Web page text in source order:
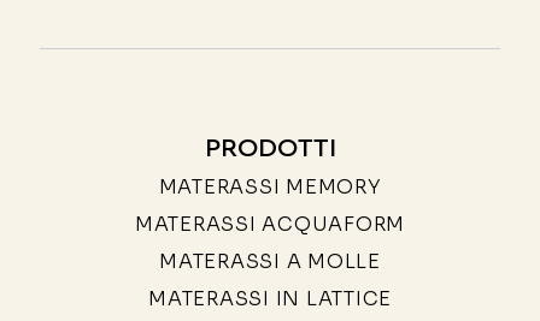
PRODOTTI
MATERASSI MEMORY
MATERASSI ACQUAFORM
MATERASSI A MOLLE
MATERASSI IN LATTICE